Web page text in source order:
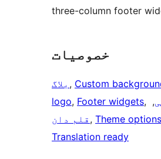
three-column footer
خصوصیات
بلاگ , Custom
logo, Footer widgets, ,
قلم دان , Theme options
Translation ready